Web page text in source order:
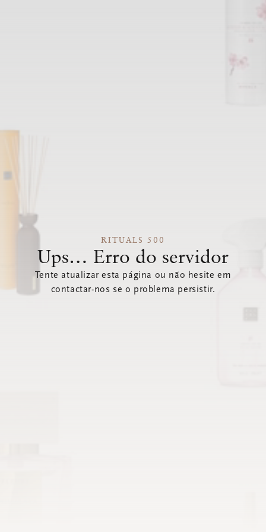
RITUALS 500
Ups… Erro do servidor
Tente atualizar esta página ou não hesite em
contactar-nos se o problema persistir.